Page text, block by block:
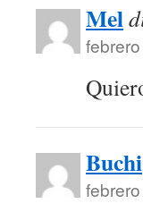
Mel
Buchi